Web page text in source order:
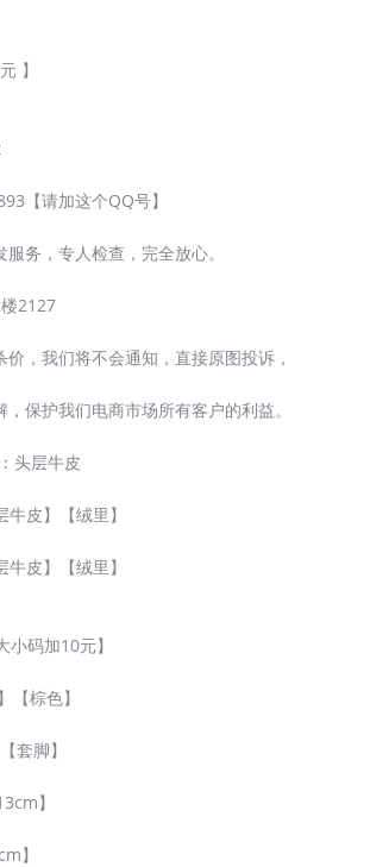
】
【请加这个QQ号】
务，专人检查，完全放心。
2127
，我们将不会通知，直接原图投诉，
保护我们电商市场所有客户的利益。
头层牛皮
皮】【绒里】
皮】【绒里】
码加10元】
【棕色】
套脚】
】
】